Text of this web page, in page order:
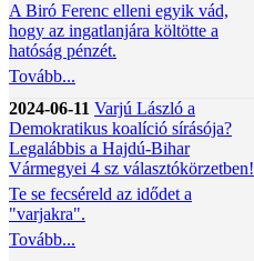
A Biró Ferenc elleni egyik vád,
hogy az ingatlanjára költötte a
hatóság pénzét.
Tovább...
2024-06-11 Varjú László a
Demokratikus koalíció sírásója?
Legalábbis a Hajdú-Bihar
Vármegyei 4 sz választókörzetben!
Te se fecséreld az idődet a
"varjakra".
Tovább...